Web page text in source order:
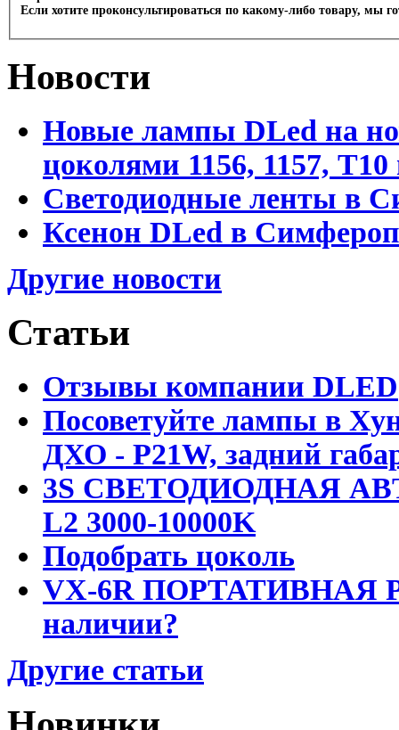
Если хотите проконсультироваться по какому-либо товару, мы
Новости
Новые лампы DLed на
цоколями 1156, 1157,
Светодиодные ленты в
Ксенон DLed в
Другие новости
Статьи
Отзывы компании DLED
Посоветуйте лампы в
ДХО - P21W, задний
3S СВЕТОДИОДНАЯ
L2 3000-10000K
Подобрать цоколь
VX-6R ПОРТАТИВНАЯ
наличии?
Другие статьи